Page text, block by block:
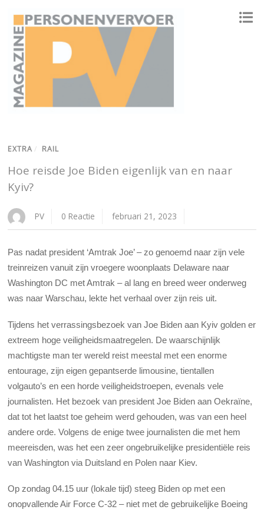
EXTRA / RAIL
Hoe reisde Joe Biden eigenlijk van en naar
Kyiv?
PV 0 Reactie februari 21, 2023
Pas nadat president ‘Amtrak Joe’ – zo genoemd naar zijn vele
treinreizen vanuit zijn vroegere woonplaats Delaware naar
Washington DC met Amtrak – al lang en breed weer onderweg
was naar Warschau, lekte het verhaal over zijn reis uit.
Tijdens het verrassingsbezoek van Joe Biden aan Kyiv golden er
extreem hoge veiligheidsmaatregelen. De waarschijnlijk
machtigste man ter wereld reist meestal met een enorme
entourage, zijn eigen gepantserde limousine, tientallen
volgauto’s en een horde veiligheidstroepen, evenals vele
journalisten. Het bezoek van president Joe Biden aan Oekraïne,
dat tot het laatst toe geheim werd gehouden, was van een heel
andere orde. Volgens de enige twee journalisten die met hem
meereisden, was het een zeer ongebruikelijke presidentiële reis
van Washington via Duitsland en Polen naar Kiev.
Op zondag 04.15 uur (lokale tijd) steeg Biden op met een
onopvallende Air Force C-32 – niet met de gebruikelijke Boeing